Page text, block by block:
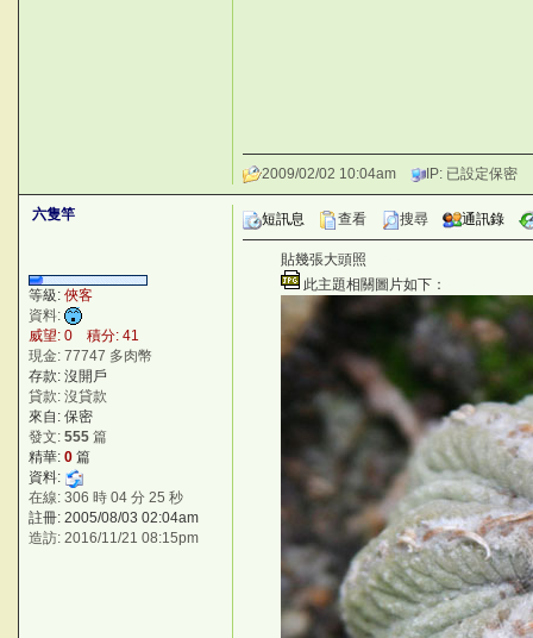
2009/02/02 10:04am IP: 已設定保密
六隻竿
等級: 俠客
資料:
威望: 0 積分: 41
現金: 77747 多肉幣
存款: 沒開戶
貸款: 沒貸款
來自: 保密
發文: 555 篇
精華: 0 篇
資料:
在線: 306 時 04 分 25 秒
註冊: 2005/08/03 02:04am
造訪: 2016/11/21 08:15pm
短訊息 查看 搜尋 通訊錄
貼幾張大頭照
此主題相關圖片如下：